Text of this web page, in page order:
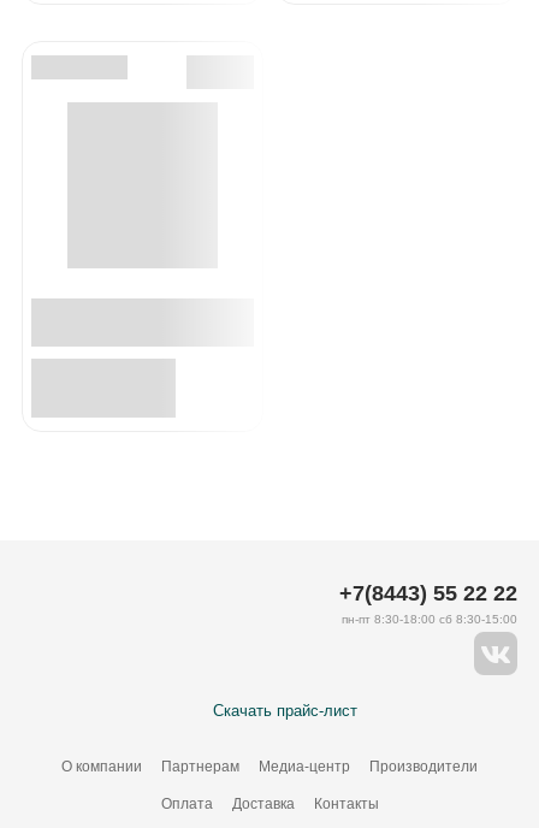
Скачать прайс-лист
О компании Партнерам Медиа-центр Производители
Оплата Доставка Контакты
+7(8443) 55 22 22
пн-пт 8:30-18:00 сб 8:30-15:00